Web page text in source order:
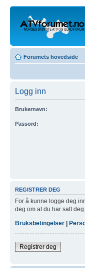
Forumets hovedside
Logg inn
Brukernavn:
Passord:
REGISTRER DEG
For å kunne logge deg
deg om at du har satt
Bruksbetingelser
Registrer deg